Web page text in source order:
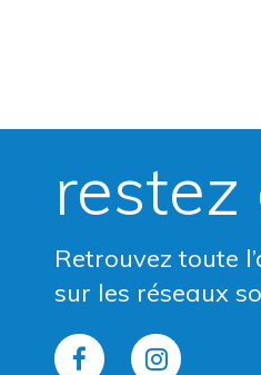
restez
Retrouvez toute
sur les réseaux
Lien
Lien